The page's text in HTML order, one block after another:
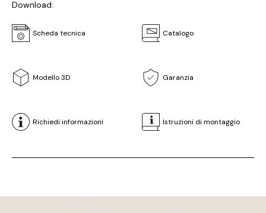
Download:
Scheda tecnica Catalogo
Modello 3D Garanzia
Richiedi informazioni Istruzioni di montaggio